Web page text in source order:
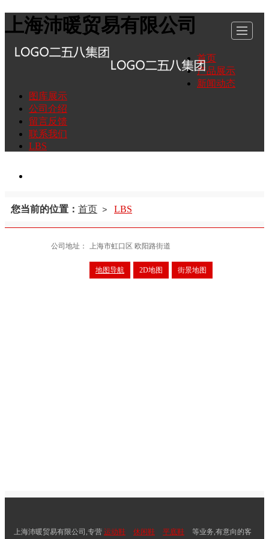
上海沛暖贸易有限公司
首页
产品展示
新闻动态
图库展示
公司介绍
留言反馈
联系我们
LBS
您当前的位置： 首页 > LBS
公司地址： 上海市虹口区 欧阳路街道
地图导航 2D地图 街景地图
上海沛暖贸易有限公司,专营 运动鞋 休闲鞋 平底鞋 等业务,有意向的客